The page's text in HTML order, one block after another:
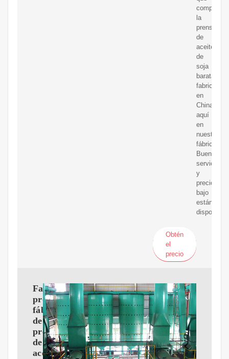
compre
la
prensa
de
aceite
de
soja
barata
fabricada
en
China
aquí
en
nuestra
fábrica.
Buen
servicio
y
precio
bajo
están
Obtén
el
precio
Fabricantes,
proveedores,
fábrica
de
prensas
de
aceite